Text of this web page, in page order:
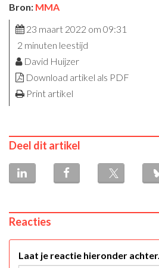
Bron: MMA
23 maart 2022 om 09:31
2 minuten leestijd
David Huijzer
Download artikel als PDF
Print artikel
Deel dit artikel
Reacties
Laat je reactie hieronder achter.